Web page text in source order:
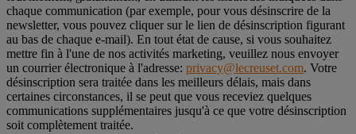
chaque communication (par exemple, pour vous désinscrire de la
newsletter, vous pouvez cliquer sur le lien de désinscription figurant
au bas de chaque e-mail). En tout état de cause, si vous souhaitez
mettre fin à l'une de nos activités marketing, veuillez nous envoyer
un courrier électronique à l'adresse: privacy@lecreuset.com. Votre
désinscription sera traitée dans les meilleurs délais, mais dans
certaines circonstances, il se peut que vous receviez quelques
communications supplémentaires jusqu'à ce que votre désinscription
soit complètement traitée.